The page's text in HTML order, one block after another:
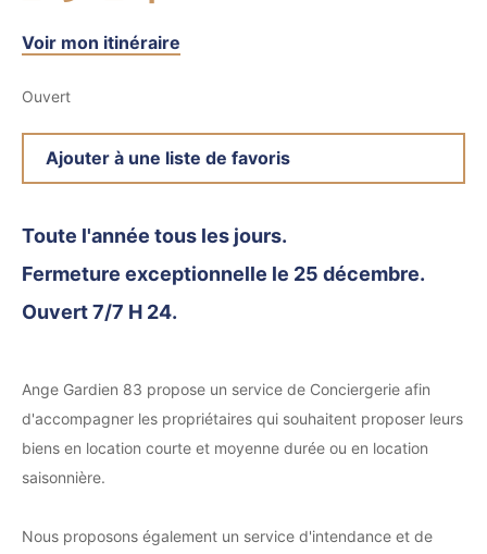
Voir mon itinéraire
Ouvert
Ajouter à une liste de favoris
Toute l'année tous les jours.
Fermeture exceptionnelle le 25 décembre.
Ouvert 7/7 H 24.
Ange Gardien 83 propose un service de Conciergerie afin
d'accompagner les propriétaires qui souhaitent proposer leurs
biens en location courte et moyenne durée ou en location
saisonnière.
Nous proposons également un service d'intendance et de